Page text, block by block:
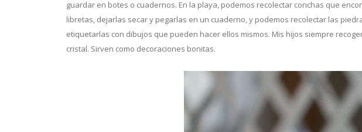
guardar en botes o cuadernos. En la playa, podemos recolectar conchas que
libretas, dejarlas secar y pegarlas en un cuaderno, y podemos recolectar las
etiquetarlas con dibujos que pueden hacer ellos mismos. Mis hijos siempre
cristal. Sirven como decoraciones bonitas.